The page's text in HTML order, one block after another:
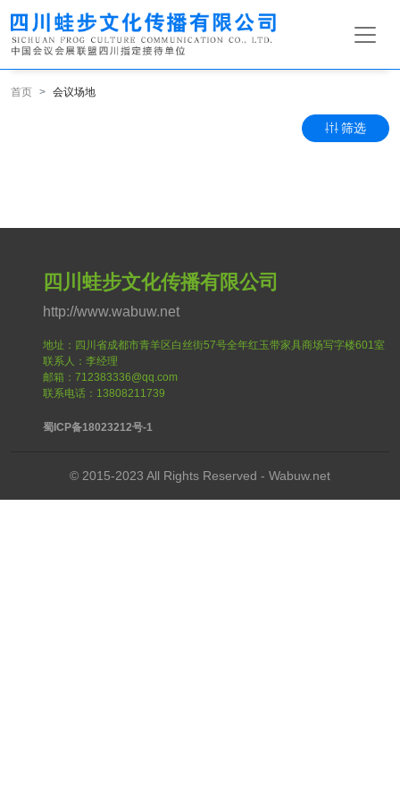
首页 会议场地
筛选
四川蛙步文化传播有限公司
http://www.wabuw.net
地址：四川省成都市青羊区白丝街57号全年红玉带家具商场写字楼601室
联系人：李经理
邮箱：712383336@qq.com
联系电话：13808211739
蜀ICP备18023212号-1
© 2015-2023 All Rights Reserved - Wabuw.net